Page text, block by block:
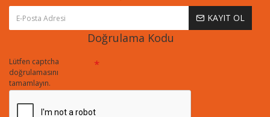
KAYIT OL
Doğrulama Kodu
Lütfen captcha
doğrulamasını
tamamlayın.